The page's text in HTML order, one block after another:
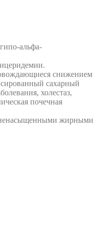
альфа-
снижением
сахарный
холестаз,
почечная
жирными